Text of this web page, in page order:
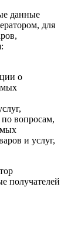
данные
для
о
вопросам,
и услуг,
получателей